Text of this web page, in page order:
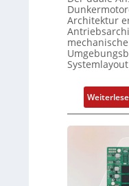
Architektur